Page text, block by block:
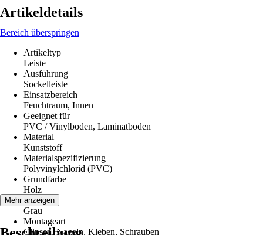
Artikeldetails
Bereich überspringen
Artikeltyp
Leiste
Ausführung
Sockelleiste
Einsatzbereich
Feuchtraum, Innen
Geeignet für
PVC / Vinylboden, Laminatboden
Material
Kunststoff
Materialspezifizierung
Polyvinylchlorid (PVC)
Grundfarbe
Holz
Farbton
Grau
Montageart
Clipsen, Nageln, Kleben, Schrauben
Mehr anzeigen